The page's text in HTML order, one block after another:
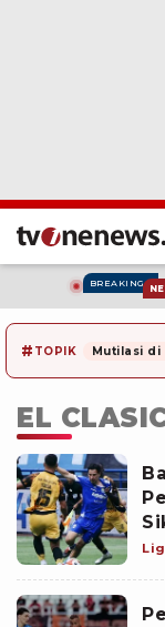
BREAKING
# TOPIK Mutilasi di
EL